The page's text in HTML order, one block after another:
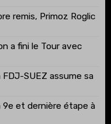
remis, Primoz Roglic
a fini le Tour avec
FDJ-SUEZ assume sa
9e et dernière étape à